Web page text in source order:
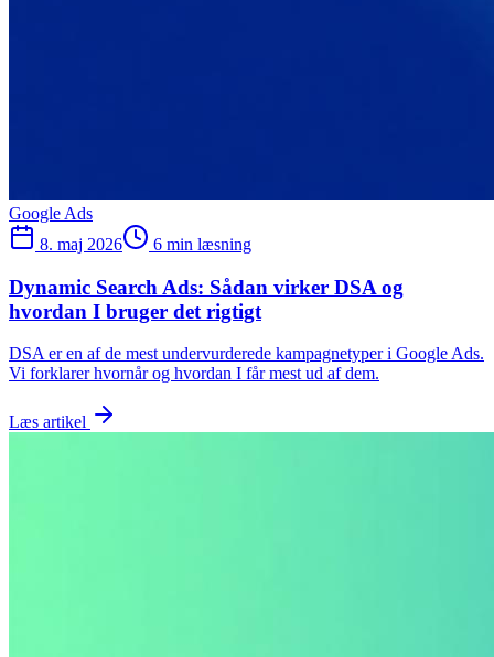
Google Ads
8. maj 2026
6 min læsning
Dynamic Search Ads: Sådan virker DSA og
hvordan I bruger det rigtigt
DSA er en af de mest undervurderede kampagnetyper i Google Ads.
Vi forklarer hvornår og hvordan I får mest ud af dem.
Læs artikel